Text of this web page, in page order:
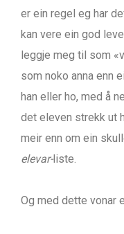
er ein regel eg har
kan vere ein god
leggje meg til som
som noko anna enn
han eller ho, med å
det eleven strekk ut
meir enn om ein
elevar-liste.
Og med dette vonar